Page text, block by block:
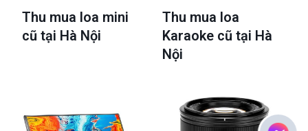
Thu mua loa mini
cũ tại Hà Nội
Thu mua loa
Karaoke cũ tại Hà
Nội